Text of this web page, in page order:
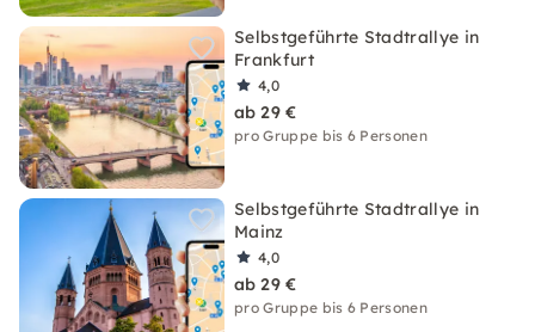
Selbstgeführte Stadtrallye in
Frankfurt
4,0
ab 29 €
pro Gruppe bis 6 Personen
Selbstgeführte Stadtrallye in
Mainz
4,0
ab 29 €
pro Gruppe bis 6 Personen